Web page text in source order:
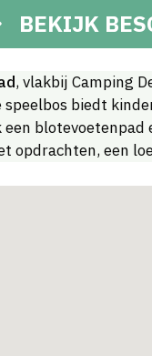
BEKIJK
, vlakbij Camping
biedt
een
opdrachten, een